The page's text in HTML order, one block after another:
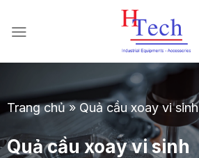
đến
dung
Trang chủ»Quả cầu xoay vi sinh
Quả cầu xoay vi sinh